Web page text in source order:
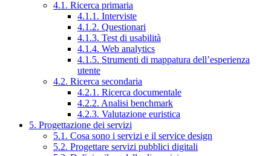
4.1. Ricerca primaria
4.1.1. Interviste
4.1.2. Questionari
4.1.3. Test di usabilità
4.1.4. Web analytics
4.1.5. Strumenti di mappatura dell’esperienza
utente
4.2. Ricerca secondaria
4.2.1. Ricerca documentale
4.2.2. Analisi benchmark
4.2.3. Valutazione euristica
5. Progettazione dei servizi
5.1. Cosa sono i servizi e il service design
5.2. Progettare servizi pubblici digitali